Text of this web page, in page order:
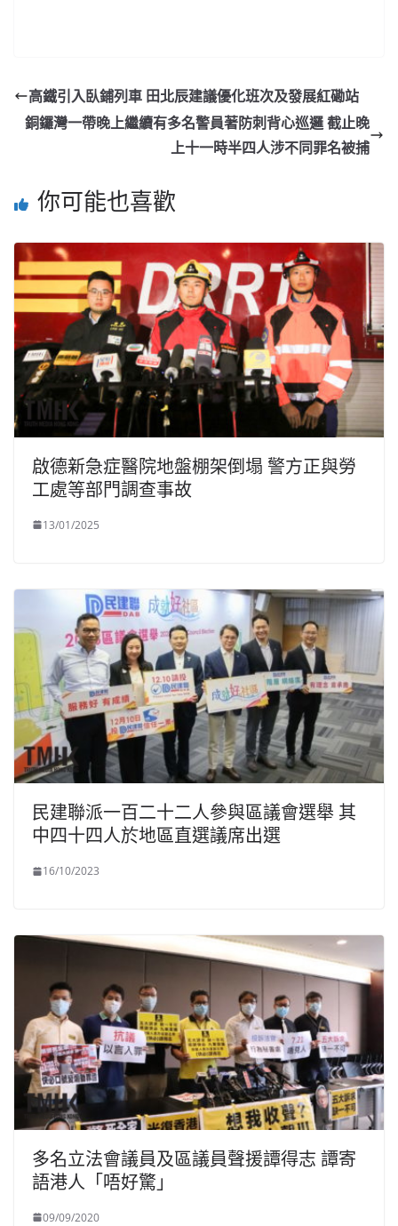
高鐵引入臥鋪列車 田北辰建議優化班次及發展紅磡站
銅鑼灣一帶晚上繼續有多名警員著防刺背心巡邏 截止晚
上十一時半四人涉不同罪名被捕
你可能也喜歡
啟德新急症醫院地盤棚架倒塌 警方正與勞
工處等部門調查事故
13/01/2025
民建聯派一百二十二人參與區議會選舉 其
中四十四人於地區直選議席出選
16/10/2023
多名立法會議員及區議員聲援譚得志 譚寄
語港人「唔好驚」
09/09/2020